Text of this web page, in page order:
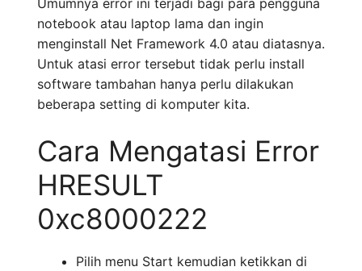
Umumnya error ini terjadi bagi para pengguna
notebook atau laptop lama dan ingin
menginstall Net Framework 4.0 atau diatasnya.
Untuk atasi error tersebut tidak perlu install
software tambahan hanya perlu dilakukan
beberapa setting di komputer kita.
Cara Mengatasi Error
HRESULT
0xc8000222
Pilih menu Start kemudian ketikkan di